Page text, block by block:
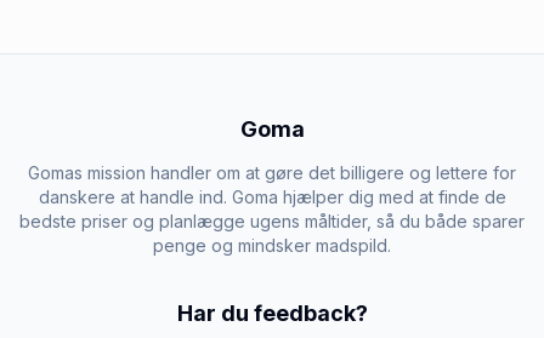
Goma
Gomas mission handler om at gøre det billigere og lettere for
danskere at handle ind. Goma hjælper dig med at finde de
bedste priser og planlægge ugens måltider, så du både sparer
penge og mindsker madspild.
Har du feedback?